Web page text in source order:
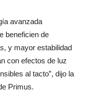
avanzada
beneficien de
y mayor estabilidad
con efectos de luz
al tacto”, dijo la
Primus.